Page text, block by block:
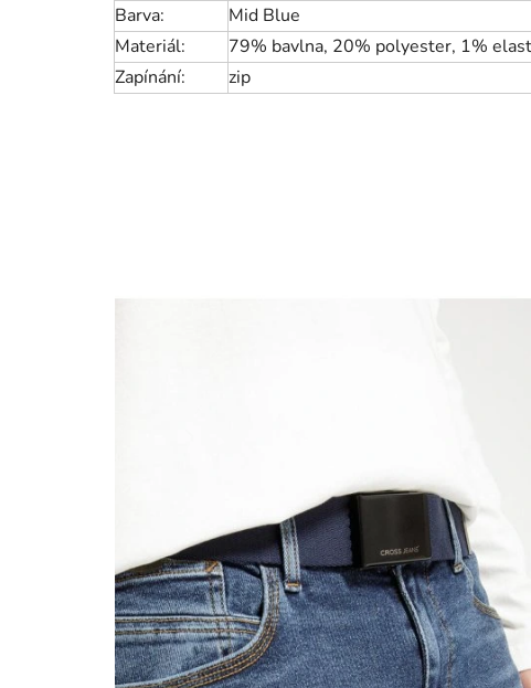
Barva:
Mid Blue
Materiál:
79% bavlna, 20% polyester, 1%
Zapínání:
zip